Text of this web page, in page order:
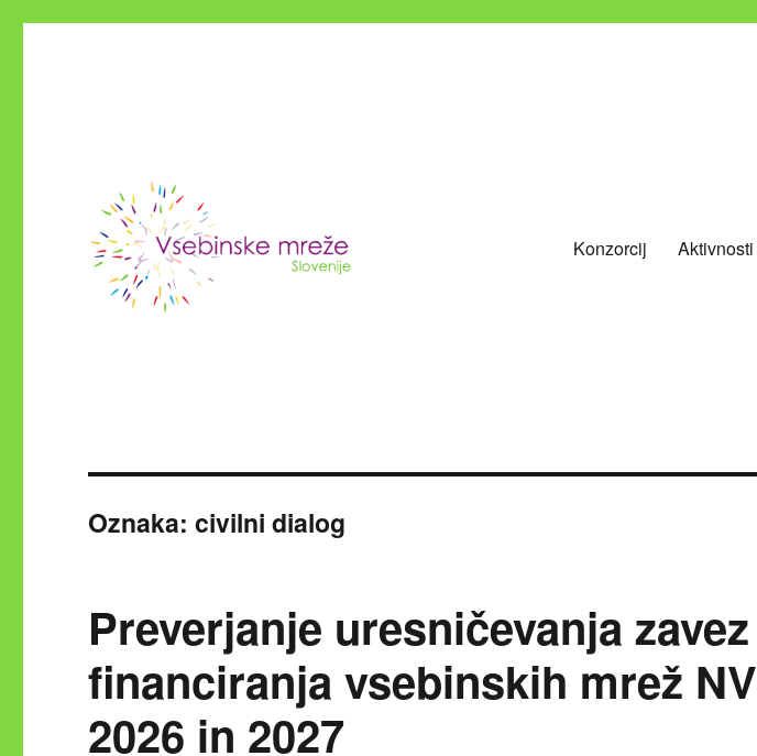
Konzorcij Aktivnosti
Oznaka:civilni dialog
Preverjanje uresničevanja
financiranja vsebinskih mrež
2026 in 2027